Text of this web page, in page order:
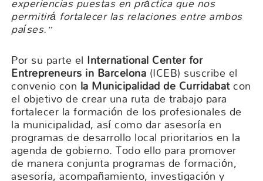
permitirá fortalecer las relaciones entre ambos
países.”
Por su parte el International Center for
Entrepreneurs in Barcelona (ICEB) suscribe el
convenio con la Municipalidad de Curridabatcon
el objetivo de crear una ruta de trabajo para
fortalecer la formación de los profesionales de
la municipalidad, así como dar asesoría en
programas de desarrollo local prioritarios en la
agenda de gobierno. Todo ello para promover
de manera conjunta programas de formación,
asesoría, acompañamiento, investigación y